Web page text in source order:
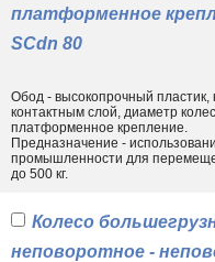
платформенное
SCdn 80
Обод - высокопрочный пластик,
контактным слой, диаметр
платформенное крепление.
Предназначение -
промышленности для
до 500 кг.
Колесо
неповоротное -